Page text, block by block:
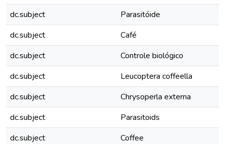
dc.subject
Parasitóide
dc.subject
Café
dc.subject
Controle biológico
dc.subject
Leucoptera coffeella
dc.subject
Chrysoperla externa
dc.subject
Parasitoids
dc.subject
Coffee